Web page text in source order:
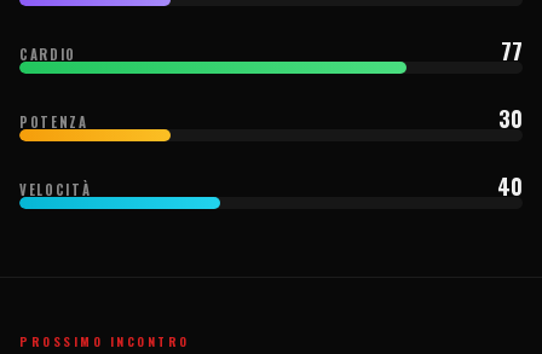
CARDIO 77
POTENZA 30
VELOCITÀ 40
PROSSIMO INCONTRO